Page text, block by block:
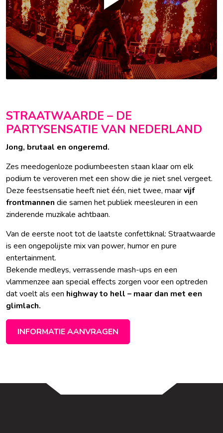
STRAATWAARDE – DE
PARTYSENSATIE VAN NEDERLAND
Jong, brutaal en ongeremd.
Zes meedogenloze podiumbeesten staan klaar om elk
podium te veroveren met een show die je niet snel vergeet.
Deze feestsensatie heeft niet één, niet twee, maarvijf
frontmannen die samen het publiek meesleuren in een
zinderende muzikale achtbaan.
Van de eerste noot tot de laatste confettiknal: Straatwaarde
is een ongepolijste mix van power, humor en pure
entertainment.
Bekende medleys, verrassende mash-ups en een
vlammenzee aan special effects zorgen voor een optreden
dat voelt als een highway to hell – maar dan met een
glimlach.
INFORMATIE AANVRAGEN